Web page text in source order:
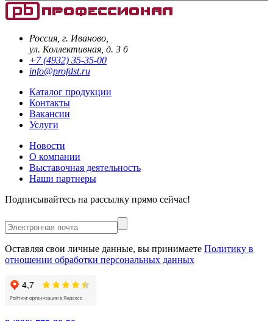
Россия, г. Иваново,
ул. Коллективная, д. 3 б
+7 (4932) 35-35-00
info@profdst.ru
Каталог продукции
Контакты
Вакансии
Услуги
Новости
О компании
Выставочная деятельность
Наши партнеры
Подписывайтесь на рассылку прямо сейчас!
Оставляя свои личные данные, вы принимаете Политику в
отношении обработки персональных данных